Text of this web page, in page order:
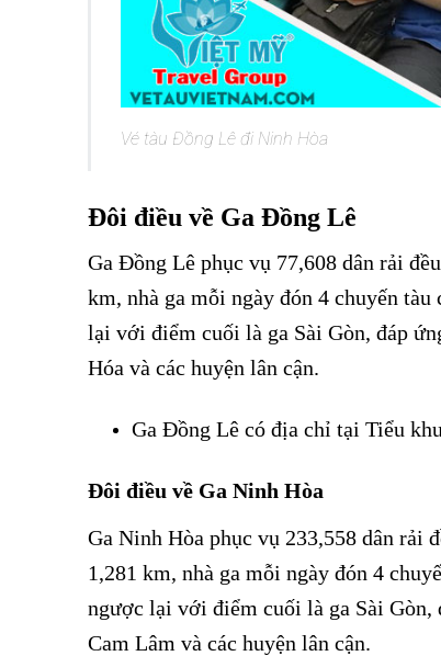
Vé tàu Đồng Lê đi Ninh Hòa
Đôi điều về Ga Đồng Lê
Ga Đồng Lê phục vụ 77,608 dân rải
km, nhà ga mỗi ngày đón 4 chuyến
lại với điểm cuối là ga Sài Gòn, đáp
Hóa và các huyện lân cận.
Ga Đồng Lê có địa chỉ tại Tiểu
Đôi điều về Ga Ninh Hòa
Ga Ninh Hòa phục vụ 233,558 dân rải
1,281 km, nhà ga mỗi ngày đón 4
ngược lại với điểm cuối là ga Sài Gòn,
Cam Lâm và các huyện lân cận.